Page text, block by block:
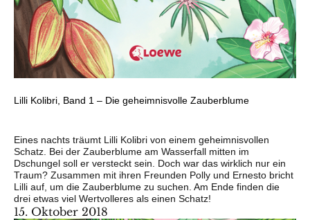
Lilli Kolibri, Band 1 – Die geheimnisvolle Zauberblume
Eines nachts träumt Lilli Kolibri von einem geheimnisvollen
Schatz. Bei der Zauberblume am Wasserfall mitten im
Dschungel soll er versteckt sein. Doch war das wirklich nur ein
Traum? Zusammen mit ihren Freunden Polly und Ernesto bricht
Lilli auf, um die Zauberblume zu suchen. Am Ende finden die
drei etwas viel Wertvolleres als einen Schatz!
15. Oktober 2018